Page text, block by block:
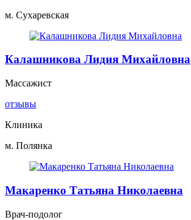
м. Сухаревская
Калашникова Лидия Михайловна
Массажист
отзывы
Клиника
м. Полянка
Макаренко Татьяна Николаевна
Врач-подолог